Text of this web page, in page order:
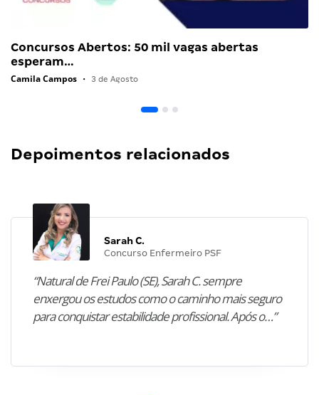
Concursos Abertos: 50 mil vagas abertas
esperam…
Camila Campos • 3 de Agosto
Depoimentos relacionados
Sarah C.
Concurso Enfermeiro PSF
“Natural de Frei Paulo (SE), Sarah C. sempre
enxergou os estudos como o caminho mais seguro
para conquistar estabilidade profissional. Após o…”